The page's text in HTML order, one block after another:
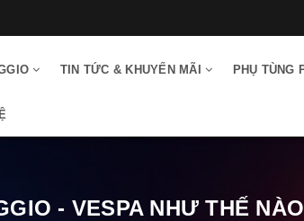
TIN TỨC & KHUYẾN MÃI PHỤ TÙNG
- VESPA NHƯ THẾ